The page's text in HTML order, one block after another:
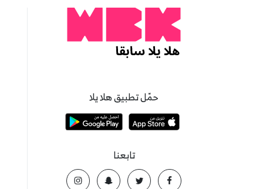
حمّل تطبيق هلا يلا
تابعنا